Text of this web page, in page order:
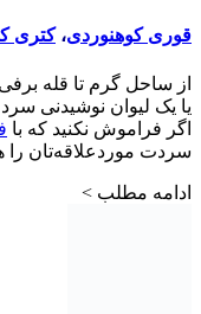
قوری کوهنوردی، کتری
از ساحل گرم تا قله
یا یک لیوان نوشیدنی
اگر فراموش نکنید که با
سردت موردعلاقه‌تان را
ادامه مطلب >